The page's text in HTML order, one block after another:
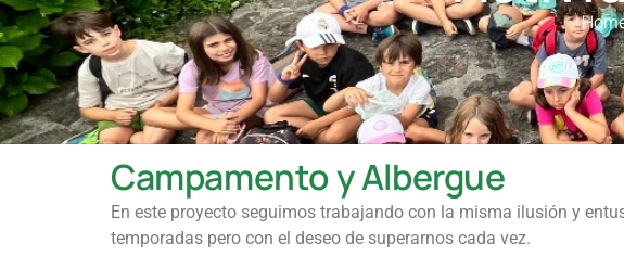
Campamento y Albergue
En este proyecto seguimos trabajando con la misma ilusión y
temporadas pero con el deseo de superarnos cada vez.